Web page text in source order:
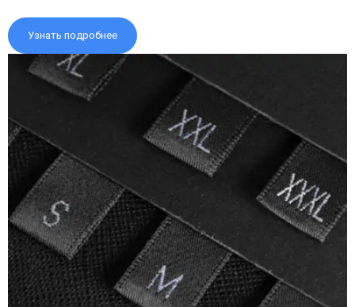
Узнать подробнее